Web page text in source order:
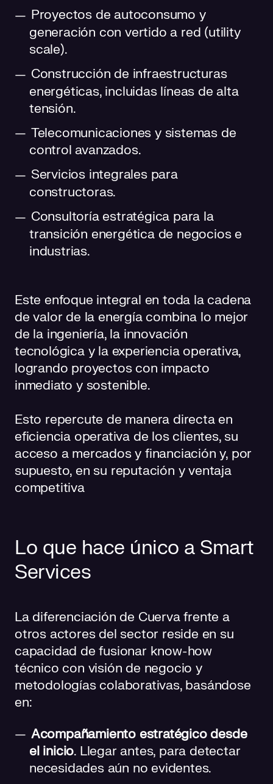
Proyectos de autoconsumo y
generación con vertido a red (utility
scale).
Construcción de infraestructuras
energéticas, incluidas líneas de alta
tensión.
Telecomunicaciones y sistemas de
control avanzados.
Servicios integrales para
constructoras.
Consultoría estratégica para la
transición energética de negocios e
industrias.
Este enfoque integral en toda la cadena
de valor de la energía combina lo mejor
de la ingeniería, la innovación
tecnológica y la experiencia operativa,
logrando proyectos con impacto
inmediato y sostenible.
Esto repercute de manera directa en
eficiencia operativa de los clientes, su
acceso a mercados y financiación y, por
supuesto, en su reputación y ventaja
competitiva
Lo que hace único a Smart
Services
La diferenciación de Cuerva frente a
otros actores del sector reside en su
capacidad de fusionar know-how
técnico con visión de negocio y
metodologías colaborativas, basándose
en:
Acompañamiento estratégico desde
el inicio. Llegar antes, para detectar
necesidades aún no evidentes.